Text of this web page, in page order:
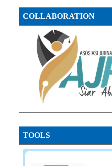
COLLABORATION
TOOLS